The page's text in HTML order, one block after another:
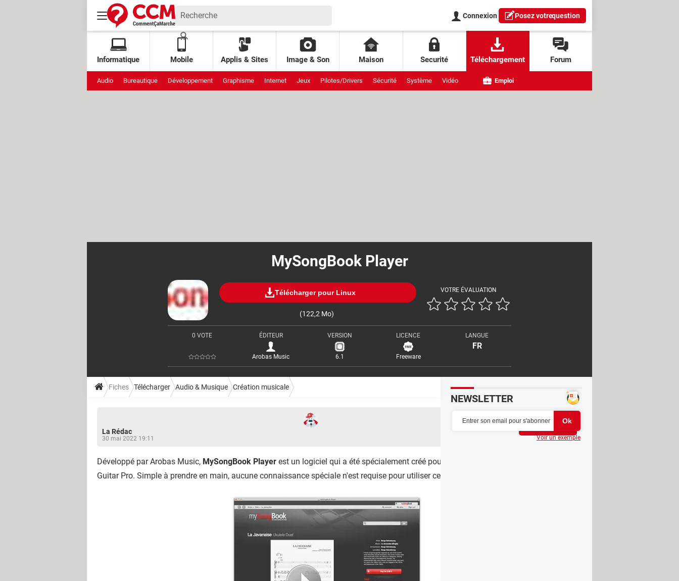
Connexion Posez votrequestion
Informatique Mobile Applis & Sites Image & Son Maison Securité Téléchargement Forum
Audio Bureautique Développement Graphisme Internet Jeux Pilotes/Drivers Sécurité Système Vidéo Emploi
MySongBook Player
Télécharger pour Linux
(122,2 Mo)
VOTRE ÉVALUATION
0 VOTE ÉDITEUR
Arobas Music
VERSION
6.1
LICENCE
Freeware
LANGUE
FR
Fiches Télécharger Audio & Musique Création musicale
La Rédac
30 mai 2022 19:11
Développé par Arobas Music, MySongBook Player est un logiciel qui a été spécialement créé pour la lecture des fichiers destinés à
Guitar Pro. Simple à prendre en main, aucune connaissance spéciale n'est requise pour utiliser ce programme.
NEWSLETTER
Voir un exemple